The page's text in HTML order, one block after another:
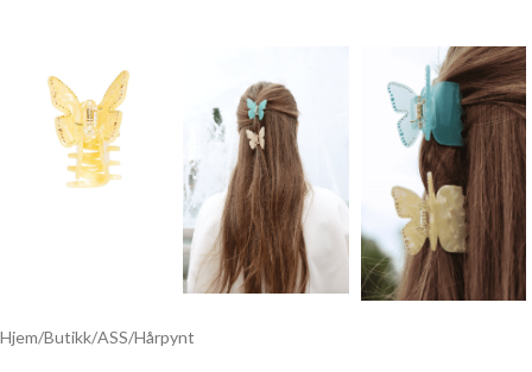
Hjem/Butikk/ASS/Hårpynt